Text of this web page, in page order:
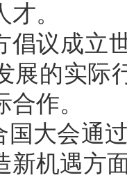
。
倡议成立
展的实际
作。
国大会通
新机遇方